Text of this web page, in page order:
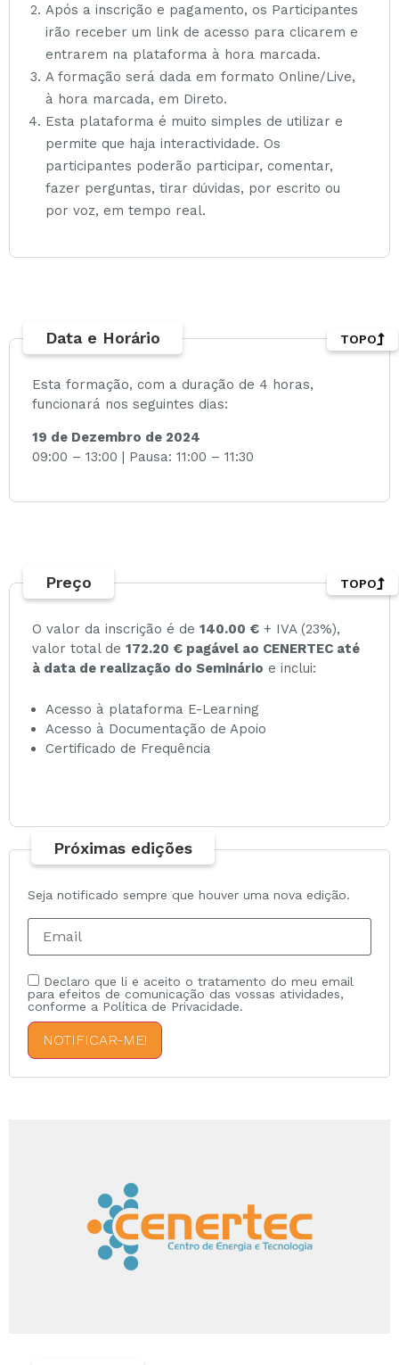
Após a inscrição e pagamento, os Participantes
irão receber um link de acesso para clicarem e
entrarem na plataforma à hora marcada.
A formação será dada em formato Online/Live,
à hora marcada, em Direto.
Esta plataforma é muito simples de utilizar e
permite que haja interactividade. Os
participantes poderão participar, comentar,
fazer perguntas, tirar dúvidas, por escrito ou
por voz, em tempo real.
Data e Horário
Esta formação, com a duração de 4 horas,
funcionará nos seguintes dias:
19 de Dezembro de 2024
09:00 – 13:00 | Pausa: 11:00 – 11:30
TOPO
Preço
O valor da inscrição é de 140.00 € + IVA (23%),
valor total de 172.20 € pagável ao CENERTEC até
à data de realização do Seminário e inclui:
Acesso à plataforma E-Learning
Acesso à Documentação de Apoio
Certificado de Frequência
TOPO
Próximas edições
Seja notificado sempre que houver uma nova edição.
Declaro que li e aceito o tratamento do meu email
para efeitos de comunicação das vossas atividades,
conforme a Política de Privacidade.
NOTIFICAR-ME!